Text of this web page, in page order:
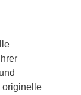
originelle